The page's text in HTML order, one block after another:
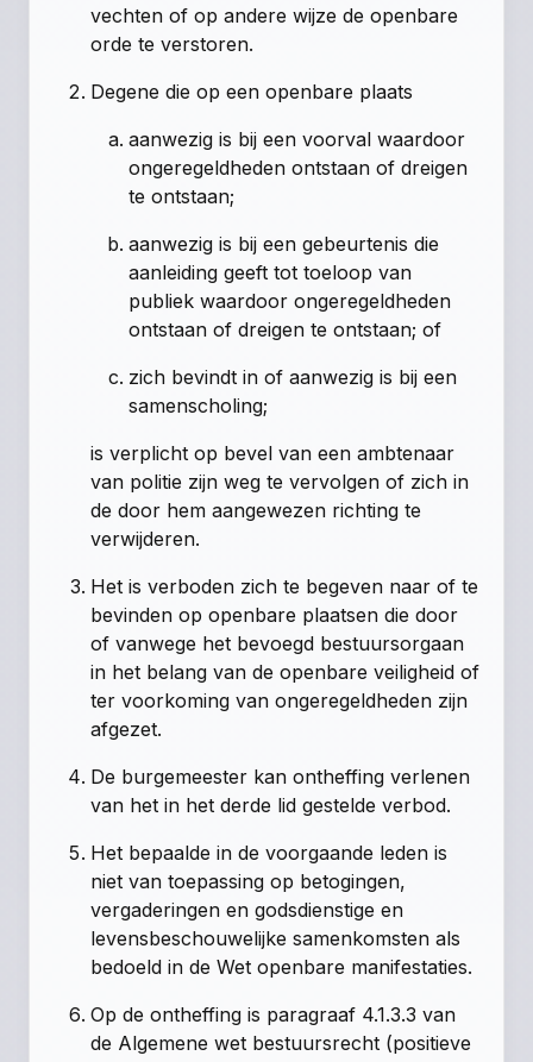
vechten of op andere wijze de openbare
orde te verstoren.
Degene die op een openbare plaats
aanwezig is bij een voorval waardoor
ongeregeldheden ontstaan of dreigen
te ontstaan;
aanwezig is bij een gebeurtenis die
aanleiding geeft tot toeloop van
publiek waardoor ongeregeldheden
ontstaan of dreigen te ontstaan; of
zich bevindt in of aanwezig is bij een
samenscholing;
is verplicht op bevel van een ambtenaar
van politie zijn weg te vervolgen of zich in
de door hem aangewezen richting te
verwijderen.
Het is verboden zich te begeven naar of te
bevinden op openbare plaatsen die door
of vanwege het bevoegd bestuursorgaan
in het belang van de openbare veiligheid of
ter voorkoming van ongeregeldheden zijn
afgezet.
De burgemeester kan ontheffing verlenen
van het in het derde lid gestelde verbod.
Het bepaalde in de voorgaande leden is
niet van toepassing op betogingen,
vergaderingen en godsdienstige en
levensbeschouwelijke samenkomsten als
bedoeld in de Wet openbare manifestaties.
Op de ontheffing is paragraaf 4.1.3.3 van
de Algemene wet bestuursrecht (positieve